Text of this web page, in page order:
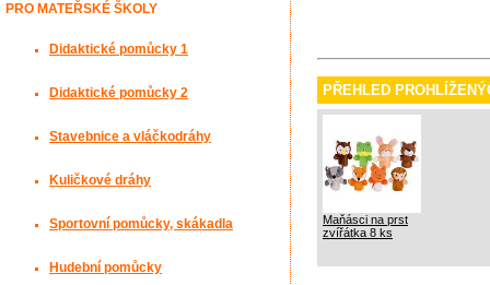
PŘEHLED
Maňásci na prst
zvířátka 8 ks
PRO MATEŘSKÉ ŠKOLY
Didaktické pomůcky 1
Didaktické pomůcky 2
Stavebnice a vláčkodráhy
Kuličkové dráhy
Sportovní pomůcky, skákadla
Hudební pomůcky